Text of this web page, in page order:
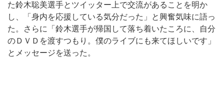
た鈴木聡美選手とツイッター上で交流があることを明か
し、「身内を応援している気分だった」と興奮気味に語っ
た。さらに「鈴木選手が帰国して落ち着いたころに、自分
のＤＶＤを渡すつもり。僕のライブにも来てほしいです」
とメッセージを送った。